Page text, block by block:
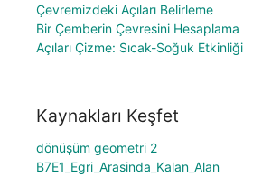
Çevremizdeki Açıları Belirleme
Bir Çemberin Çevresini Hesaplama
Açıları Çizme: Sıcak-Soğuk Etkinliği
Kaynakları Keşfet
dönüşüm geometri 2
B7E1_Egri_Arasinda_Kalan_Alan